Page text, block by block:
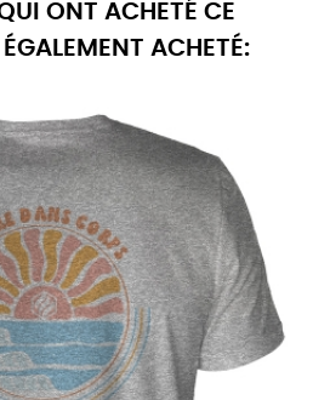
ONT ACHETÉ CE
ACHETÉ: